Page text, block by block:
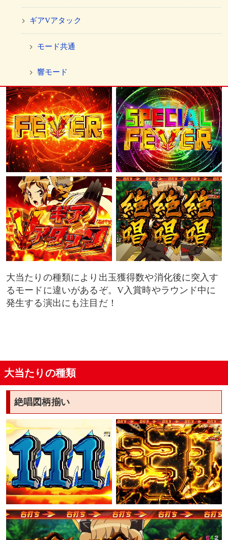
ギアVアタック
モード共通
響モード
翼モード
クリスモード
マリアモード
切歌&調モード
サンジェルマンモード
ラウンド中演出
ファンファーレ(V入賞時演出)
V-STOCK
V-STOCK告知率
大当たりの種類により出玉獲得数や消化後に突入す
るモードに違いがあるぞ。V入賞時やラウンド中に
発生する演出にも注目だ！
大当たりの種類
絶唱図柄揃い